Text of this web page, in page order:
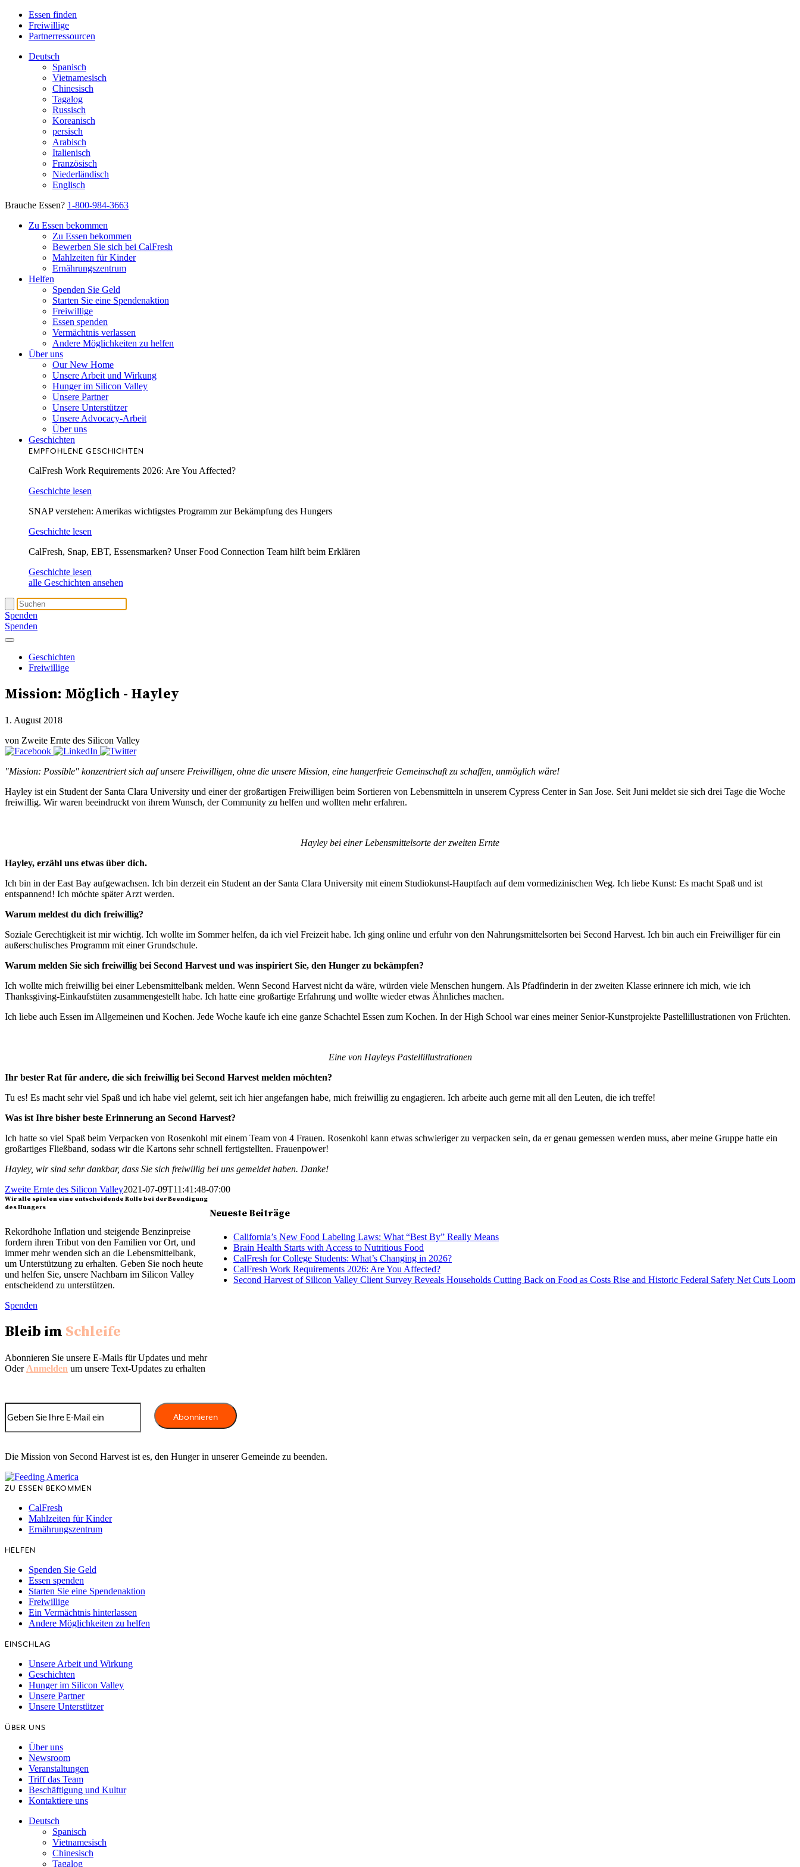
Essen finden
Freiwillige
Partnerressourcen
Deutsch
Spanisch
Vietnamesisch
Chinesisch
Tagalog
Russisch
Koreanisch
persisch
Arabisch
Italienisch
Französisch
Niederländisch
Englisch
Brauche Essen? 1-800-984-3663
Zu Essen bekommen
Zu Essen bekommen
Bewerben Sie sich bei CalFresh
Mahlzeiten für Kinder
Ernährungszentrum
Helfen
Spenden Sie Geld
Starten Sie eine Spendenaktion
Freiwillige
Essen spenden
Vermächtnis verlassen
Andere Möglichkeiten zu helfen
Über uns
Our New Home
Unsere Arbeit und Wirkung
Hunger im Silicon Valley
Unsere Partner
Unsere Unterstützer
Unsere Advocacy-Arbeit
Über uns
Geschichten
EMPFOHLENE GESCHICHTEN
CalFresh Work Requirements 2026: Are You Affected?
Geschichte lesen
SNAP verstehen: Amerikas wichtigstes Programm zur Bekämpfung des Hungers
Geschichte lesen
CalFresh, Snap, EBT, Essensmarken? Unser Food Connection Team hilft beim Erklären
Geschichte lesen
alle Geschichten ansehen
Spenden
Spenden
Geschichten
Freiwillige
Mission: Möglich - Hayley
1. August 2018
von Zweite Ernte des Silicon Valley
"Mission: Possible" konzentriert sich auf unsere Freiwilligen, ohne die unsere Mission, eine hungerfreie Gemeinschaft zu schaffen, unmöglich wäre!
Hayley ist ein Student der Santa Clara University und einer der großartigen Freiwilligen beim Sortieren von Lebensmitteln in unserem Cypress Center in San Jose. Seit Juni meldet sie sich drei Tage die Woche
freiwillig. Wir waren beeindruckt von ihrem Wunsch, der Community zu helfen und wollten mehr erfahren.
Hayley bei einer Lebensmittelsorte der zweiten Ernte
Hayley, erzähl uns etwas über dich.
Ich bin in der East Bay aufgewachsen. Ich bin derzeit ein Student an der Santa Clara University mit einem Studiokunst-Hauptfach auf dem vormedizinischen Weg. Ich liebe Kunst: Es macht Spaß und ist
entspannend! Ich möchte später Arzt werden.
Warum meldest du dich freiwillig?
Soziale Gerechtigkeit ist mir wichtig. Ich wollte im Sommer helfen, da ich viel Freizeit habe. Ich ging online und erfuhr von den Nahrungsmittelsorten bei Second Harvest. Ich bin auch ein Freiwilliger für ein
außerschulisches Programm mit einer Grundschule.
Warum melden Sie sich freiwillig bei Second Harvest und was inspiriert Sie, den Hunger zu bekämpfen?
Ich wollte mich freiwillig bei einer Lebensmittelbank melden. Wenn Second Harvest nicht da wäre, würden viele Menschen hungern. Als Pfadfinderin in der zweiten Klasse erinnere ich mich, wie ich
Thanksgiving-Einkaufstüten zusammengestellt habe. Ich hatte eine großartige Erfahrung und wollte wieder etwas Ähnliches machen.
Ich liebe auch Essen im Allgemeinen und Kochen. Jede Woche kaufe ich eine ganze Schachtel Essen zum Kochen. In der High School war eines meiner Senior-Kunstprojekte Pastellillustrationen von Früchten.
Eine von Hayleys Pastellillustrationen
Ihr bester Rat für andere, die sich freiwillig bei Second Harvest melden möchten?
Tu es! Es macht sehr viel Spaß und ich habe viel gelernt, seit ich hier angefangen habe, mich freiwillig zu engagieren. Ich arbeite auch gerne mit all den Leuten, die ich treffe!
Was ist Ihre bisher beste Erinnerung an Second Harvest?
Ich hatte so viel Spaß beim Verpacken von Rosenkohl mit einem Team von 4 Frauen. Rosenkohl kann etwas schwieriger zu verpacken sein, da er genau gemessen werden muss, aber meine Gruppe hatte ein
großartiges Fließband, sodass wir die Kartons sehr schnell fertigstellten. Frauenpower!
Hayley, wir sind sehr dankbar, dass Sie sich freiwillig bei uns gemeldet haben. Danke!
Zweite Ernte des Silicon Valley2021-07-09T11:41:48-07:00
Neueste Beiträge
California’s New Food Labeling Laws: What “Best By” Really Means
Brain Health Starts with Access to Nutritious Food
CalFresh for College Students: What’s Changing in 2026?
CalFresh Work Requirements 2026: Are You Affected?
Second Harvest of Silicon Valley Client Survey Reveals Households Cutting Back on Food as Costs Rise and Historic Federal Safety Net Cuts Loom
Wir alle spielen eine entscheidende Rolle bei der Beendigung
des Hungers
Rekordhohe Inflation und steigende Benzinpreise
fordern ihren Tribut von den Familien vor Ort, und
immer mehr wenden sich an die Lebensmittelbank,
um Unterstützung zu erhalten. Geben Sie noch heute
und helfen Sie, unsere Nachbarn im Silicon Valley
entscheidend zu unterstützen.
Spenden
Bleib im Schleife
Abonnieren Sie unsere E-Mails für Updates und mehr
Oder Anmelden um unsere Text-Updates zu erhalten
Die Mission von Second Harvest ist es, den Hunger in unserer Gemeinde zu beenden.
ZU ESSEN BEKOMMEN
CalFresh
Mahlzeiten für Kinder
Ernährungszentrum
HELFEN
Spenden Sie Geld
Essen spenden
Starten Sie eine Spendenaktion
Freiwillige
Ein Vermächtnis hinterlassen
Andere Möglichkeiten zu helfen
EINSCHLAG
Unsere Arbeit und Wirkung
Geschichten
Hunger im Silicon Valley
Unsere Partner
Unsere Unterstützer
ÜBER UNS
Über uns
Newsroom
Veranstaltungen
Triff das Team
Beschäftigung und Kultur
Kontaktiere uns
Deutsch
Spanisch
Vietnamesisch
Chinesisch
Tagalog